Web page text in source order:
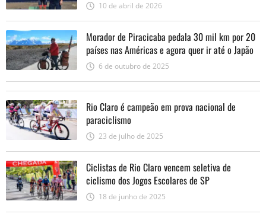
10 de abril de 2026
Morador de Piracicaba pedala 30 mil km por 20
países nas Américas e agora quer ir até o Japão
6 de outubro de 2025
Rio Claro é campeão em prova nacional de
paraciclismo
23 de julho de 2025
Ciclistas de Rio Claro vencem seletiva de
ciclismo dos Jogos Escolares de SP
18 de junho de 2025